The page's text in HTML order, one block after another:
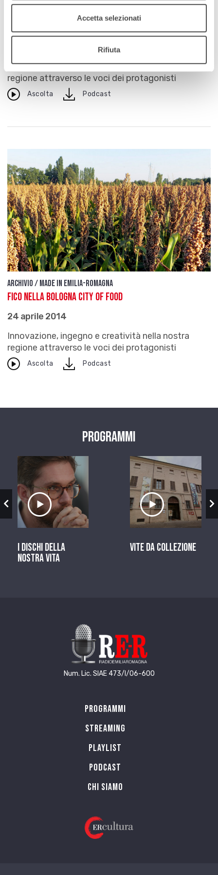
Accetta selezionati
Rifiuta
Archivio / Made in Emilia-Romagna
Packaging Valley
Innovazione, ingegno e creatività nella nostra
regione attraverso le voci dei protagonisti
Ascolta downloadPodcast
Archivio / Made in Emilia-Romagna
FiCo nella Bologna City of food
24 aprile 2014
Innovazione, ingegno e creatività nella nostra
regione attraverso le voci dei protagonisti
Ascolta downloadPodcast
Programmi
Ascolta il servizio
I dischi della
nostra vita
Ascolta il
Vite da Collezione
Num. Lic. SIAE 473/I/06-600
Programmi
Streaming
Playlist
PODCAST
Chi siamo